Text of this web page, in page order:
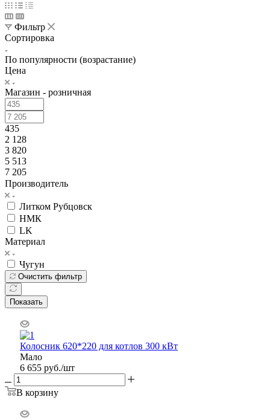
Фильтр
Сортировка
По популярности (возрастание)
Цена
Магазин - розничная
435
2 128
3 820
5 513
7 205
Производитель
Литком Рубцовск
НМК
LK
Материал
Чугун
Очистить фильтр
Показать
Колосник 620*220 для котлов 300 кВт
Мало
6 655 руб./шт
В корзину